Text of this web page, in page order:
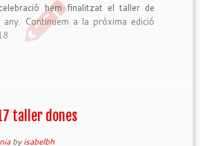
hem finalitzat el taller de
any. Continuem a la pròxima edició
taller dones
byisabelbh